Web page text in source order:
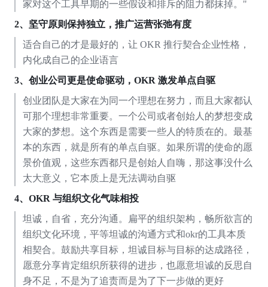
家对这个工具早期的一些假设和排斥的阻力都抹掉。"
2、坚守原则保持独立，推广运营张弛有度
适合自己的才是最好的，让 OKR 推行契合企业性格，
内化成自己的企业语言
3、创业公司更是使命驱动，OKR 激发单点自驱
创业团队是大家在为同一个理想在努力，而且大家都认
可那个理想非常重要。一个公司或者创始人的梦想变成
大家的梦想。这个东西是需要一些人的特质在的。最基
本的东西，就是所有的单点自驱。如果所谓的使命的愿
景价值观，这些东西都只是创始人自嗨，那这事没什么
太大意义，它本质上是无法调动自驱
4、OKR 与组织文化气味相投
坦诚，自省，充分沟通。扁平的组织架构，畅所欲言的
组织文化环境，平等坦诚的沟通方式和okr的工具本质
相契合。鼓励共享目标，坦诚目标与目标的达成路径，
愿意分享肯定组织所获得的进步，也愿意坦诚的反思自
身不足，不是为了追责而是为了下一步做的更好